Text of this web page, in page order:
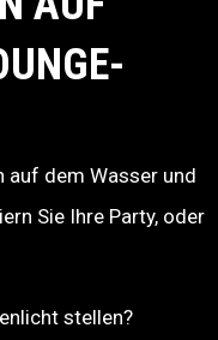
auf dem Wasser und
Sie Ihre Party, oder
stellen?